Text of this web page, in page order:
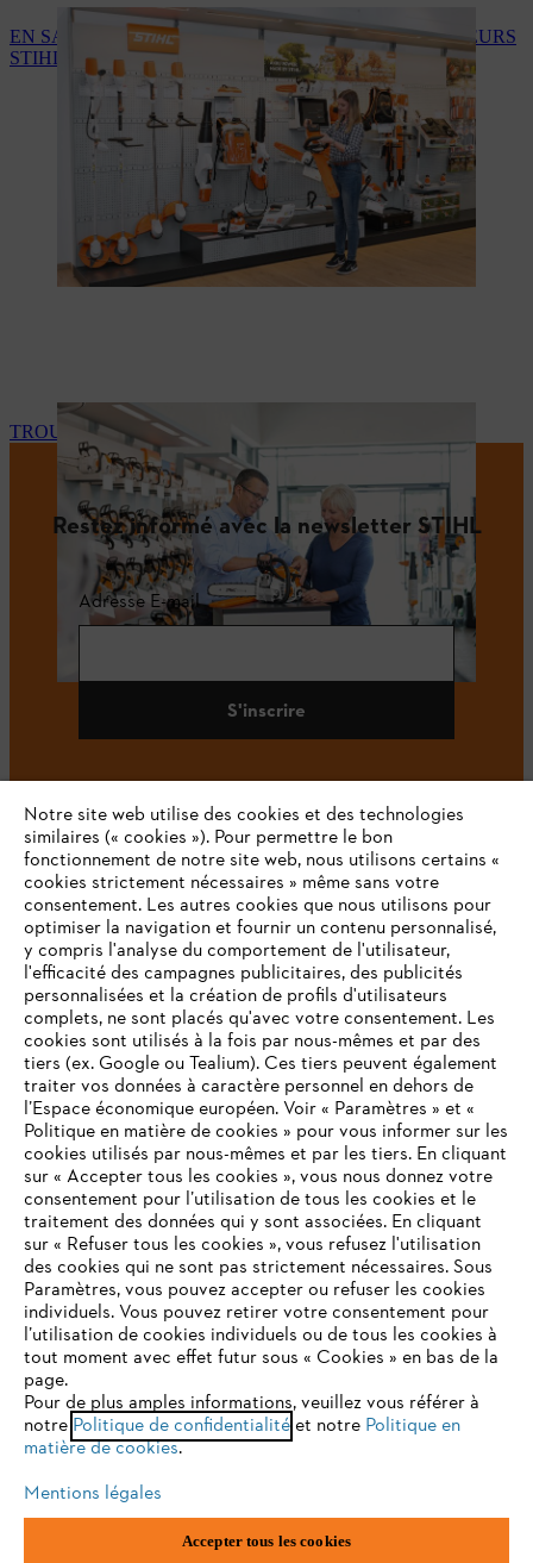
EN SAVOIR PLUS SUR LES SERVICES DES REVENDEURS
STIHL
TROUVEZ VOTRE REVENDEUR STIHL
Restez informé avec la newsletter STIHL
Adresse E-mail
S'inscrire
#STIHL
L'Entreprise
STIHL FAQ
Contact
Politique de protection des données
Mentions légales Utilisation des cookies
ANDREAS STIHL NV, Veurtstraat 117, 2870 Puurs-Sint-Amands,
VOTRE NAVIGATEUR INTERNET
N'EST PLUS PRIS EN CHARGE
Vous utilisez un navigateur Internet que nous ne prenons plus
en charge, et certaines fonctionnalités de notre site ne
peuvent fonctionner correctement. Pour une utilisation
optimale de notre site, nous vous recommandons de passer à
l'un des navigateurs suivants :
firefox chrome
Notre site web utilise des cookies et des technologies
similaires (« cookies »). Pour permettre le bon
fonctionnement de notre site web, nous utilisons certains «
cookies strictement nécessaires » même sans votre
consentement. Les autres cookies que nous utilisons pour
optimiser la navigation et fournir un contenu personnalisé,
y compris l'analyse du comportement de l'utilisateur,
l'efficacité des campagnes publicitaires, des publicités
personnalisées et la création de profils d'utilisateurs
complets, ne sont placés qu'avec votre consentement. Les
cookies sont utilisés à la fois par nous-mêmes et par des
tiers (ex. Google ou Tealium). Ces tiers peuvent également
traiter vos données à caractère personnel en dehors de
l’Espace économique européen. Voir « Paramètres » et «
Politique en matière de cookies » pour vous informer sur les
cookies utilisés par nous-mêmes et par les tiers. En cliquant
sur « Accepter tous les cookies », vous nous donnez votre
consentement pour l’utilisation de tous les cookies et le
traitement des données qui y sont associées. En cliquant
sur « Refuser tous les cookies », vous refusez l'utilisation
des cookies qui ne sont pas strictement nécessaires. Sous
Paramètres, vous pouvez accepter ou refuser les cookies
individuels. Vous pouvez retirer votre consentement pour
l’utilisation de cookies individuels ou de tous les cookies à
tout moment avec effet futur sous « Cookies » en bas de la
page.
Pour de plus amples informations, veuillez vous référer à
notre Politique de confidentialitéet notre Politique en
matière de cookies.
Mentions légales
Accepter tous les cookies